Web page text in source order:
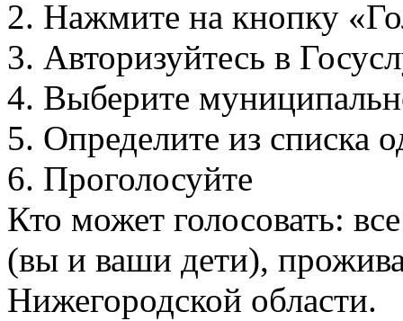
2. Нажмите на кнопку
3. Авторизуйтесь в
4. Выберите
5. Определите из списка
6. Проголосуйте
Кто может голосовать:
(вы и ваши дети),
Нижегородской области.